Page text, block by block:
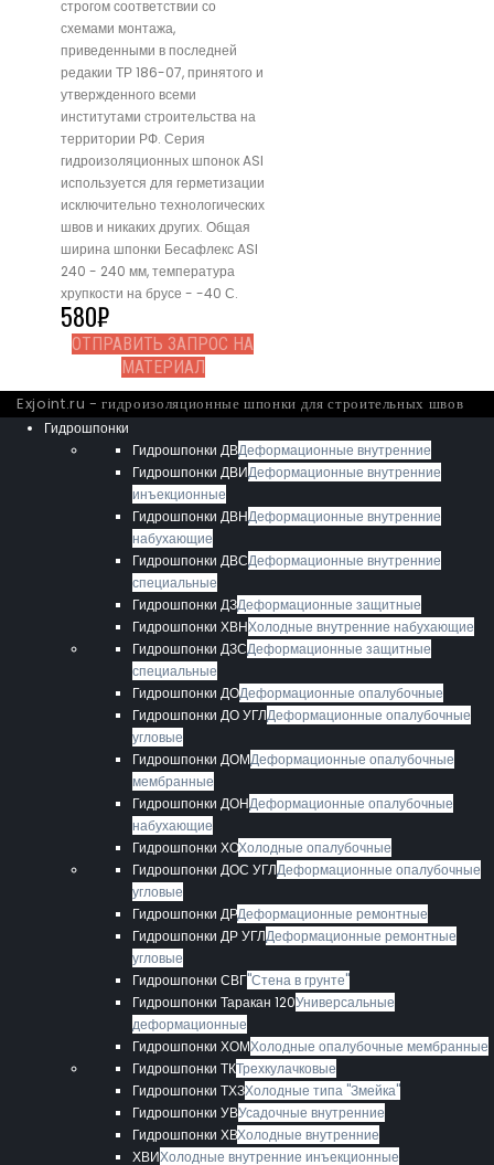
строгом соответствии со
схемами монтажа,
приведенными в последней
редакии ТР 186-07, принятого и
утвержденного всеми
институтами строительства на
территории РФ. Серия
гидроизоляционных шпонок ASI
используется для герметизации
исключительно технологических
швов и никаких других. Общая
ширина шпонки Бесафлекс ASI
240 - 240 мм, температура
хрупкости на брусе - -40 С.
580₽
ОТПРАВИТЬ ЗАПРОС НА
МАТЕРИАЛ
Exjoint.ru - гидроизоляционные шпонки для строительных швов
Гидрошпонки
Гидрошпонки ДВДеформационные внутренние
Гидрошпонки ДВИДеформационные внутренние
инъекционные
Гидрошпонки ДВНДеформационные внутренние
набухающие
Гидрошпонки ДВСДеформационные внутренние
специальные
Гидрошпонки ДЗДеформационные защитные
Гидрошпонки ХВНХолодные внутренние набухающие
Гидрошпонки ДЗСДеформационные защитные
специальные
Гидрошпонки ДОДеформационные опалубочные
Гидрошпонки ДО УГЛДеформационные опалубочные
угловые
Гидрошпонки ДОМДеформационные опалубочные
мембранные
Гидрошпонки ДОНДеформационные опалубочные
набухающие
Гидрошпонки ХОХолодные опалубочные
Гидрошпонки ДОС УГЛДеформационные опалубочные
угловые
Гидрошпонки ДРДеформационные ремонтные
Гидрошпонки ДР УГЛДеформационные ремонтные
угловые
Гидрошпонки СВГ"Стена в грунте"
Гидрошпонки Таракан 120Универсальные
деформационные
Гидрошпонки ХОМХолодные опалубочные мембранные
Гидрошпонки ТКТрехкулачковые
Гидрошпонки ТХЗХолодные типа "Змейка"
Гидрошпонки УВУсадочные внутренние
Гидрошпонки ХВХолодные внутренние
ХВИХолодные внутренние инъекционные